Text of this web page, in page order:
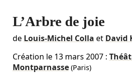
L’Arbre de joie
de Louis-Michel Colla et David
Création le 13 mars 2007:
Montparnasse(Paris)